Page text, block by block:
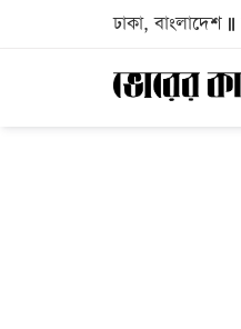
ঢাকা, বাংলাদেশ